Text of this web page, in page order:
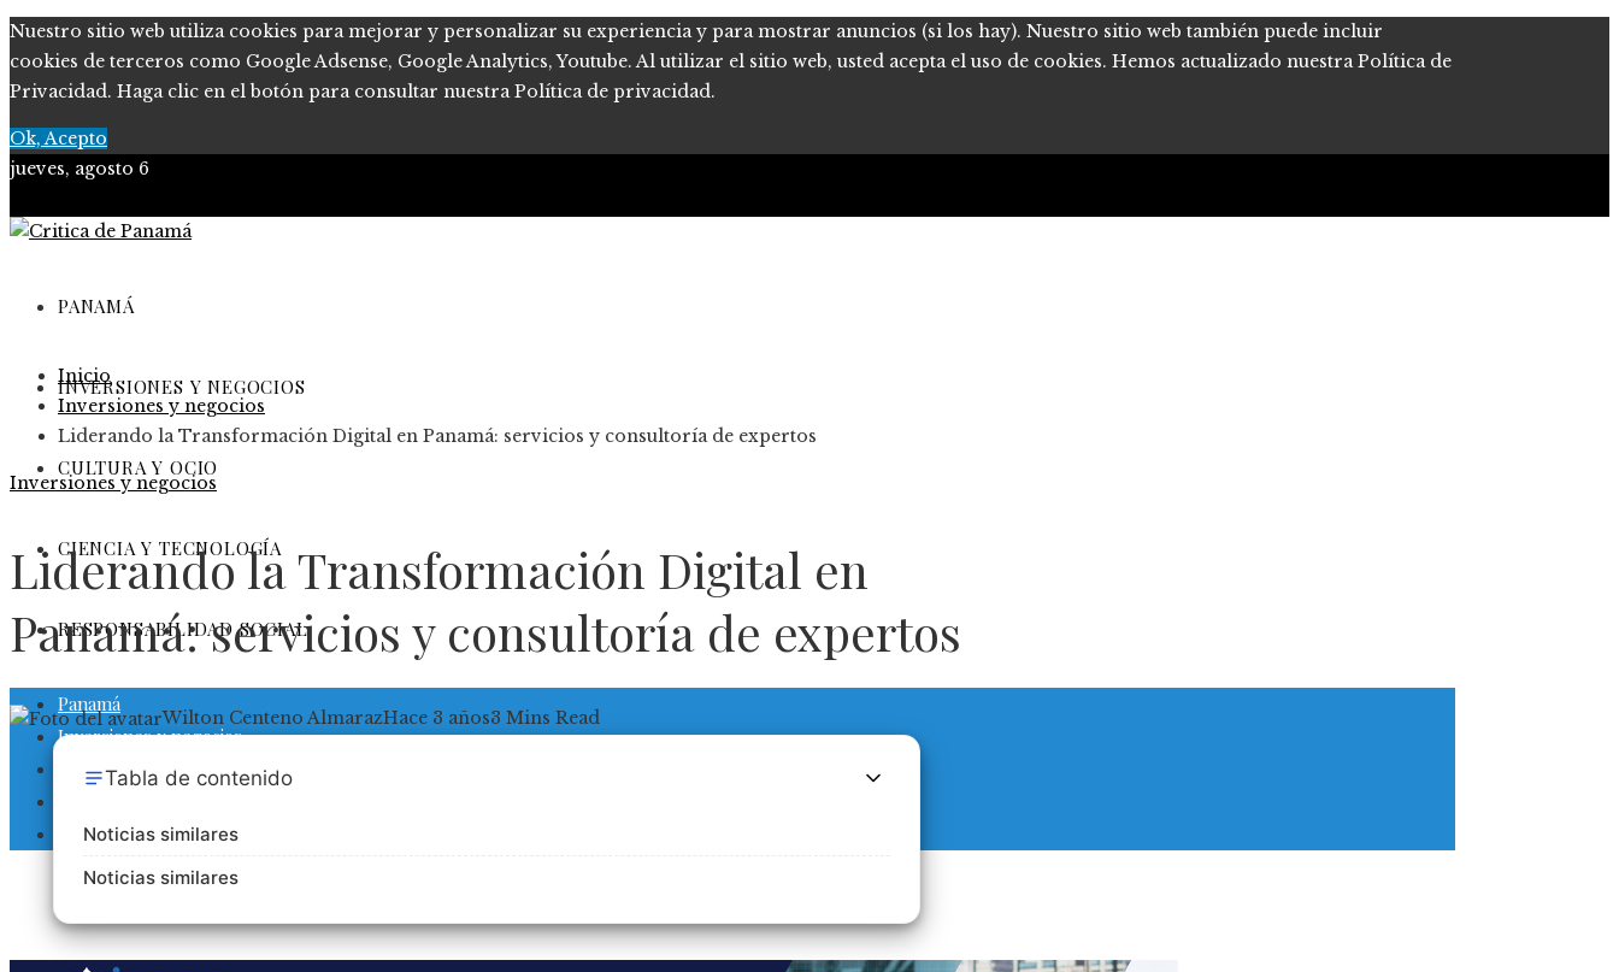
Nuestro sitio web utiliza cookies para mejorar y personalizar su experiencia y para mostrar anuncios (si los hay). Nuestro sitio web también puede incluir
cookies de terceros como Google Adsense, Google Analytics, Youtube. Al utilizar el sitio web, usted acepta el uso de cookies. Hemos actualizado nuestra Política de
Privacidad. Haga clic en el botón para consultar nuestra Política de privacidad.
Ok, Acepto
jueves, agosto 6
PANAMÁ
INVERSIONES Y NEGOCIOS
CULTURA Y OCIO
CIENCIA Y TECNOLOGÍA
RESPONSABILIDAD SOCIAL
Panamá
Inversiones y negocios
Cultura y ocio
Responsabilidad social
Inicio
Inversiones y negocios
Liderando la Transformación Digital en Panamá: servicios y consultoría de expertos
Inversiones y negocios
Liderando la Transformación Digital en
Panamá: servicios y consultoría de expertos
Wilton Centeno AlmarazHace 3 años3 Mins Read
Tabla de contenido
Noticias similares
Noticias similares